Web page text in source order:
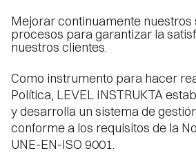
Mejorar continuamente nuestros
procesos para garantizar la
nuestros clientes.
Como instrumento para hacer
Política, LEVEL INSTRUKTA
y desarrolla un sistema de
conforme a los requisitos de la
UNE-EN-ISO 9001.